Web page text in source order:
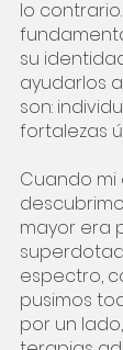
lo
su
ayudarlos
son:
fortalezas
Cuando mi
mayor era
espectro,
pusimos
por un